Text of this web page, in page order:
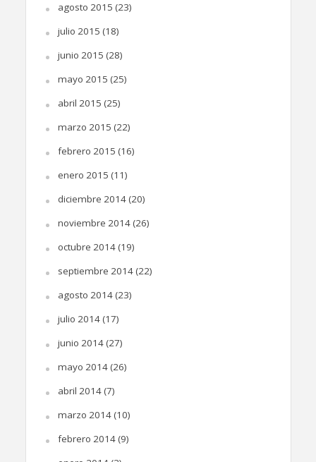
agosto 2015 (23)
julio 2015 (18)
junio 2015 (28)
mayo 2015 (25)
abril 2015 (25)
marzo 2015 (22)
febrero 2015 (16)
enero 2015 (11)
diciembre 2014(20)
noviembre 2014(26)
octubre 2014(19)
septiembre 2014(22)
agosto 2014(23)
julio 2014(17)
junio 2014(27)
mayo 2014(26)
abril 2014(7)
marzo 2014(10)
febrero 2014(9)